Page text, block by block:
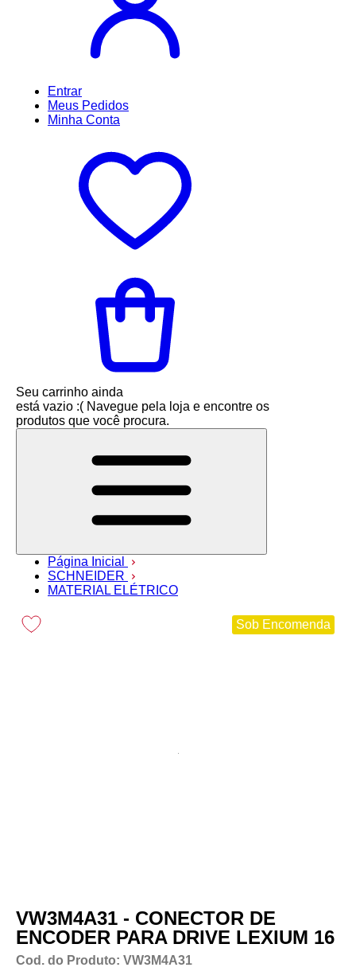
Entrar
Meus Pedidos
Minha Conta
Seu carrinho ainda
está vazio :( Navegue pela loja e encontre os
produtos que você procura.
Página Inicial
SCHNEIDER
MATERIAL ELÉTRICO
Sob Encomenda
VW3M4A31 - CONECTOR DE
ENCODER PARA DRIVE LEXIUM 16
Cod. do Produto: VW3M4A31